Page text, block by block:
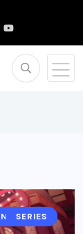
NOTICIAS
SERIES